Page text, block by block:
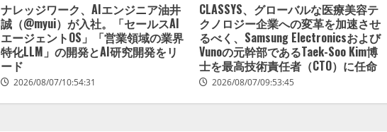
ナレッジワーク、AIエンジニア油井
誠（@myui）が入社。「セールスAI
エージェントOS」「営業領域の業界
特化LLM」の開発とAI研究開発をリ
ード
2026/08/07/10:54:31
CLASSYS、グローバルな医療美容テ
クノロジー企業への変革を加速させ
るべく、Samsung Electronicsおよび
Vunoの元幹部であるTaek-Soo Kim博
士を最高技術責任者（CTO）に任命
2026/08/07/09:53:45